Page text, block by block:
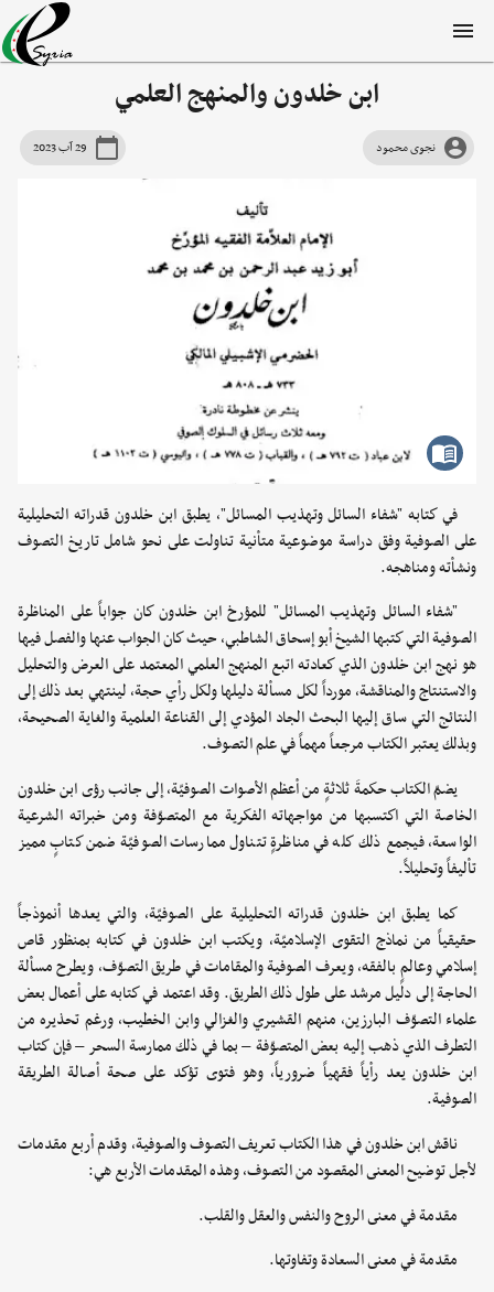
ابن خلدون والمنهج العلمي
نجوى محمود 29 آب 2023
في كتابه "شفاء السائل وتهذيب المسائل"، يطبق ابن خلدون قدراته التحليلية
على الصوفية وفق دراسة موضوعية متأنية تناولت على نحو شامل تاريخ التصوف
ونشأته ومناهجه.
"شفاء السائل وتهذيب المسائل" للمؤرخ ابن خلدون كان جواباً على المناظرة
الصوفية التي كتبها الشيخ أبو إسحاق الشاطبي، حيث كان الجواب عنها والفصل فيها
هو نهج ابن خلدون الذي كعادته اتبع المنهج العلمي المعتمد على العرض والتحليل
والاستنتاج والمناقشة، مورداً لكل مسألة دليلها ولكل رأي حجة، لينتهي بعد ذلك إلى
النتائج التي ساق إليها البحث الجاد المؤدي إلى القناعة العلمية والغاية الصحيحة،
وبذلك يعتبر الكتاب مرجعاً مهماً في علم التصوف.
يضمّ الكتاب حكمةَ ثلاثةٍ من أعظم الأصوات الصوفيّة، إلى جانب رؤى ابن خلدون
الخاصة التي اكتسبها من مواجهاته الفكرية مع المتصوّفة ومن خبراته الشرعية
الواسعة، فيجمع ذلك كله في مناظرةٍ تتناول ممارسات الصوفيّة ضمن كتابٍ مميز
تأليفاً وتحليلاً.
كما يطبق ابن خلدون قدراته التحليلية على الصوفيّة، والتي يعدها أنموذجاً
حقيقياً من نماذج التقوى الإسلاميّة، ويكتب ابن خلدون في كتابه بمنظور قاص
إسلامي وعالمٍ بالفقه، ويعرف الصوفية والمقامات في طريق التصوّف، ويطرح مسألة
الحاجة إلى دليل مرشد على طول ذلك الطريق. وقد اعتمد في كتابه على أعمال بعض
علماء التصوّف البارزين، منهم القشيري والغزالي وابن الخطيب، ورغم تحذيره من
التطرف الذي ذهب إليه بعض المتصوّفة – بما في ذلك ممارسة السحر – فإن كتاب
ابن خلدون يعد رأياً فقهياً ضرورياً، وهو فتوى تؤكد على صحة أصالة الطريقة
الصوفية.
ناقش ابن خلدون في هذا الكتاب تعريف التصوف والصوفية، وقدم أربع مقدمات
لأجل توضيح المعنى المقصود من التصوف، وهذه المقدمات الأربع هي:
مقدمة في معنى الروح والنفس والعقل والقلب.
مقدمة في معنى السعادة وتفاوتها.